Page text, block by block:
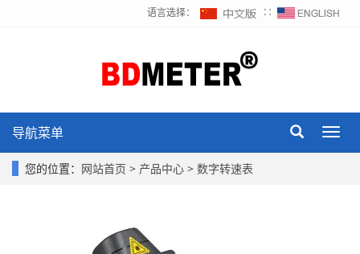
语言选择： ∷
导航菜单
您的位置： 网站首页 > 产品中心 > 数字转速表